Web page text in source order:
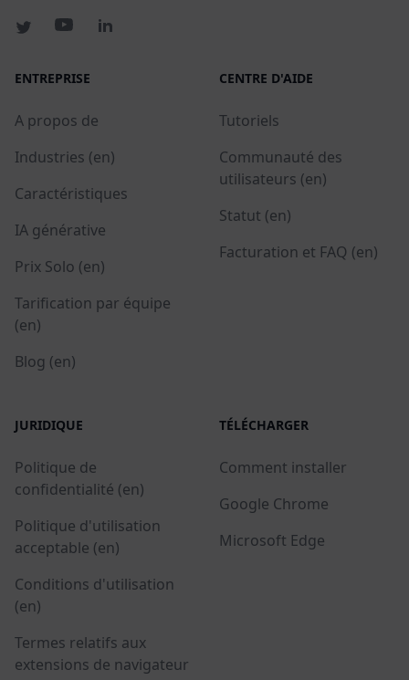
ENTREPRISE
A propos de
Industries (en)
Caractéristiques
IA générative
Prix Solo (en)
Tarification par équipe
(en)
Blog (en)
CENTRE D'AIDE
Tutoriels
Communauté des
utilisateurs (en)
Statut (en)
Facturation et FAQ (en)
JURIDIQUE
Politique de
confidentialité (en)
Politique d'utilisation
acceptable (en)
Conditions d'utilisation
(en)
Termes relatifs aux
extensions de navigateur
TÉLÉCHARGER
Comment installer
Google Chrome
Microsoft Edge